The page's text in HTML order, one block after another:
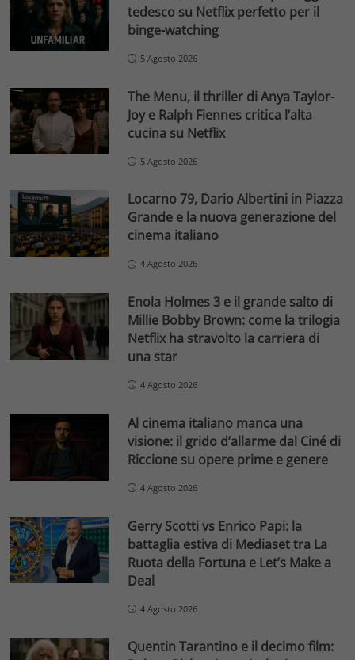
tedesco su Netflix perfetto per il
binge-watching
5 Agosto 2026
The Menu, il thriller di Anya Taylor-
Joy e Ralph Fiennes critica l’alta
cucina su Netflix
5 Agosto 2026
Locarno 79, Dario Albertini in Piazza
Grande e la nuova generazione del
cinema italiano
4 Agosto 2026
Enola Holmes 3 e il grande salto di
Millie Bobby Brown: come la trilogia
Netflix ha stravolto la carriera di
una star
4 Agosto 2026
Al cinema italiano manca una
visione: il grido d’allarme dal Ciné di
Riccione su opere prime e genere
4 Agosto 2026
Gerry Scotti vs Enrico Papi: la
battaglia estiva di Mediaset tra La
Ruota della Fortuna e Let’s Make a
Deal
4 Agosto 2026
Quentin Tarantino e il decimo film: